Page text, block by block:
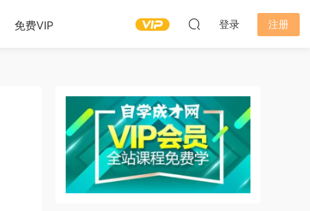
免费VIP 登录 注册